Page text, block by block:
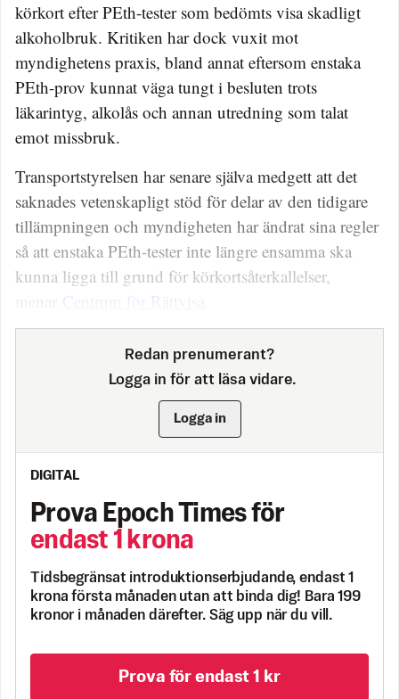
körkort efter PEth-tester som bedömts visa skadligt
alkoholbruk. Kritiken har dock vuxit mot
myndighetens praxis, bland annat eftersom enstaka
PEth-prov kunnat väga tungt i besluten trots
läkarintyg, alkolås och annan utredning som talat
emot missbruk.
Transportstyrelsen har senare själva medgett att det
saknades vetenskapligt stöd för delar av den tidigare
tillämpningen och myndigheten har ändrat sina regler
så att enstaka PEth-tester inte längre ensamma ska
kunna ligga till grund för körkortsåterkallelser,
Centrum för Rättvisa
Redan prenumerant?
Logga in för att läsa vidare.
Logga in
DIGITAL
Prova Epoch Times för
endast 1 krona
Tidsbegränsat introduktionserbjudande, endast 1
krona första månaden utan att binda dig! Bara 199
kronor i månaden därefter. Säg upp när du vill.
Prova för endast 1 kr